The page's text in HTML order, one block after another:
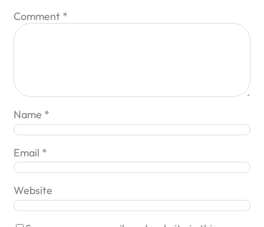
Comment *
Name *
Email *
Website